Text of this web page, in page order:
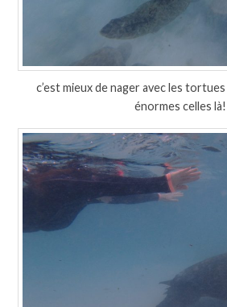
c’est mieux de nager avec les
énormes celles là!